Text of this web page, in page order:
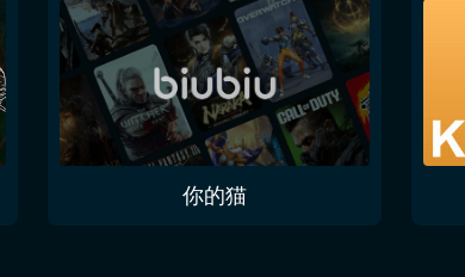
你的猫